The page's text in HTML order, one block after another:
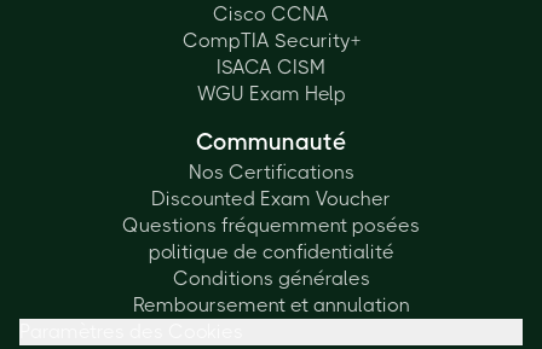
Cisco CCNA
CompTIA Security+
ISACA CISM
WGU Exam Help
Communauté
Nos Certifications
Discounted Exam Voucher
Questions fréquemment posées
politique de confidentialité
Conditions générales
Remboursement et annulation